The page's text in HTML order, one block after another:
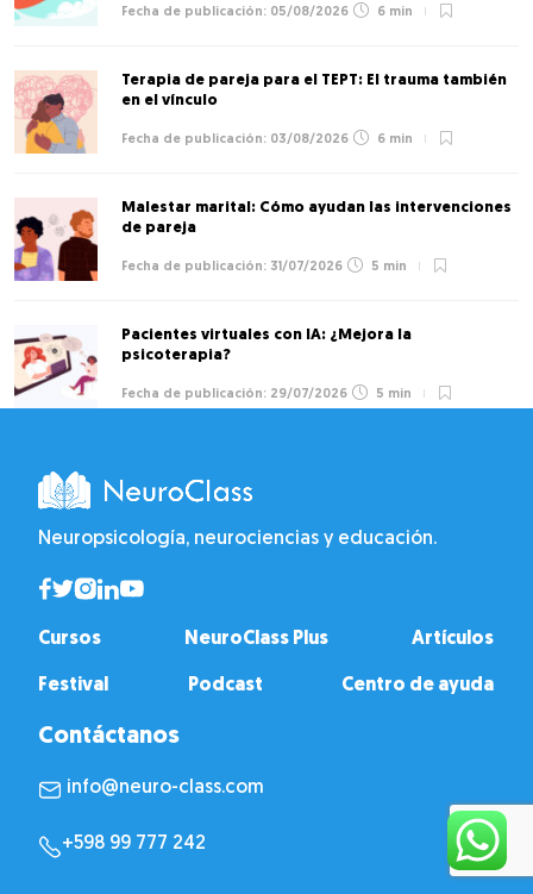
05/08/2026 6 min
Terapia de pareja para el TEPT: El trauma también
en el vínculo
03/08/2026 6 min
Malestar marital: Cómo ayudan las intervenciones
de pareja
31/07/2026 5 min
Pacientes virtuales con IA: ¿Mejora la
psicoterapia?
29/07/2026 5 min
Neuropsicología, neurociencias y educación.
Cursos NeuroClass Plus Artículos
Festival Podcast Centro de ayuda
Contáctanos
info@neuro-class.com
+598 99 777 242